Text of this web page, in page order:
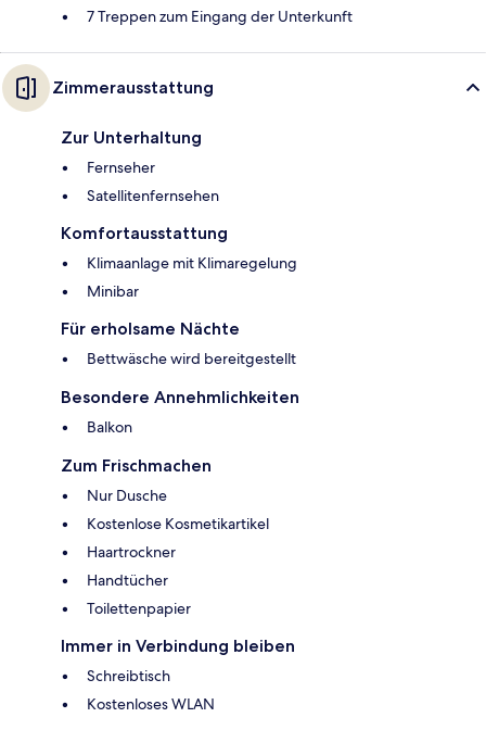
7 Treppen zum Eingang der Unterkunft
Zimmerausstattung
Zur Unterhaltung
Fernseher
Satellitenfernsehen
Komfortausstattung
Klimaanlage mit Klimaregelung
Minibar
Für erholsame Nächte
Bettwäsche wird bereitgestellt
Besondere Annehmlichkeiten
Balkon
Zum Frischmachen
Nur Dusche
Kostenlose Kosmetikartikel
Haartrockner
Handtücher
Toilettenpapier
Immer in Verbindung bleiben
Schreibtisch
Kostenloses WLAN